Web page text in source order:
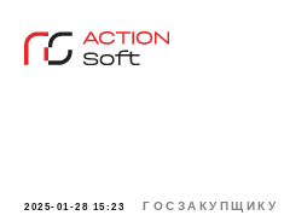
2025-01-28 15:23 ГОСЗАКУПЩИКУ